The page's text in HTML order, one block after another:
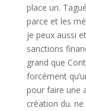
place un.
parce et les
je peux aussi
sanctions
grand que
forcément
pour faire une
création du.